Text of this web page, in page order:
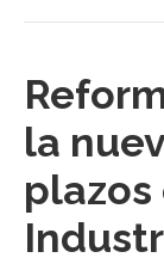
la
plazos